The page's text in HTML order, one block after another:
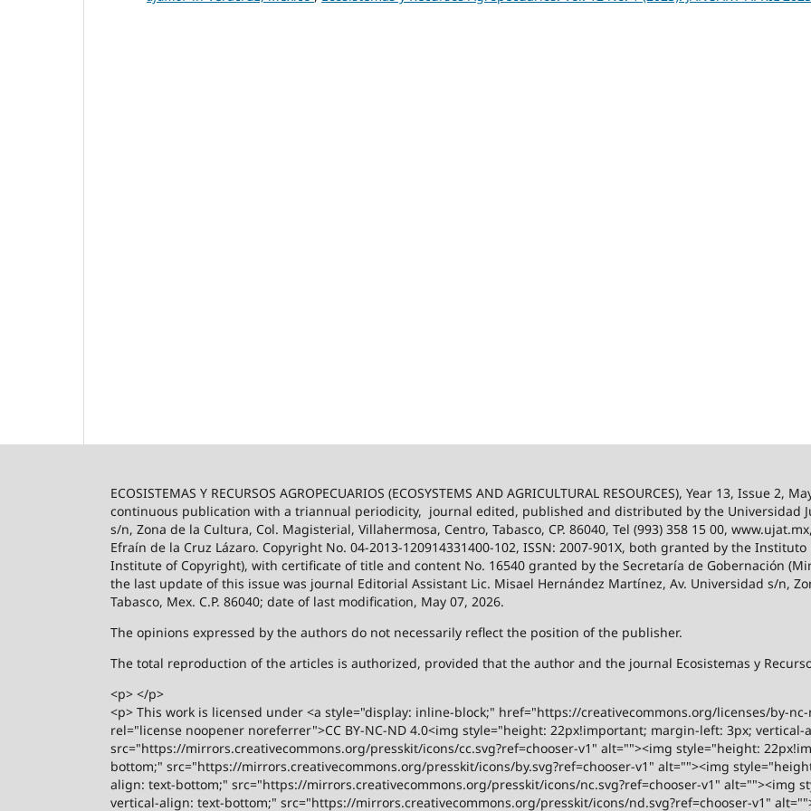
ECOSISTEMAS Y RECURSOS AGROPECUARIOS (ECOSYSTEMS AND AGRICULTURAL RESOURCES), Year 13, Issue 2,
continuous publication with a triannual periodicity, journal edited, published and distributed by the Universidad
s/n, Zona de la Cultura, Col. Magisterial, Villahermosa, Centro, Tabasco, CP. 86040, Tel (993) 358 15 00,
Efraín de la Cruz Lázaro. Copyright No. 04-2013-120914331400-102, ISSN: 2007-901X, both granted by the
Institute of Copyright), with certificate of title and content No. 16540 granted by the Secretaría de Gobernación
the last update of this issue was journal Editorial Assistant Lic. Misael Hernández Martínez, Av. Universidad s/n,
Tabasco, Mex. C.P. 86040; date of last modification, May 07, 2026.
The opinions expressed by the authors do not necessarily reflect the position of the publisher.
The total reproduction of the articles is authorized, provided that the author and the journal Ecosistemas y
<p> </p>
<p> This work is licensed under <a style="display: inline-block;" href="https://creativecommons.org/licenses/by-
rel="license noopener noreferrer">CC BY-NC-ND 4.0<img style="height: 22px!important; margin-left: 3px;
src="https://mirrors.creativecommons.org/presskit/icons/cc.svg?ref=chooser-v1" alt=""><img style="height:
bottom;" src="https://mirrors.creativecommons.org/presskit/icons/by.svg?ref=chooser-v1" alt=""><img
align: text-bottom;" src="https://mirrors.creativecommons.org/presskit/icons/nc.svg?ref=chooser-v1" alt=""><img
vertical-align: text-bottom;" src="https://mirrors.creativecommons.org/presskit/icons/nd.svg?ref=chooser-v1"